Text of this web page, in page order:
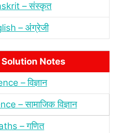
– संस्‍कृत
– अंंग्रेजी
Solution Notes
– विज्ञान
– सामाजिक विज्ञान
– गणित